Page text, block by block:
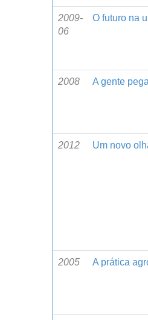
2009-
06
O futuro na
2008 A gente
2012 Um novo
2005 A prática